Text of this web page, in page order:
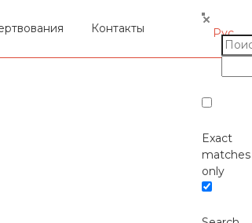
Контакты
Exact
matches
only
Рус